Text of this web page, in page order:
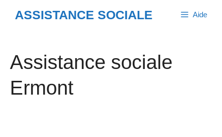
ASSISTANCE SOCIALE Aide
Assistance sociale
Ermont